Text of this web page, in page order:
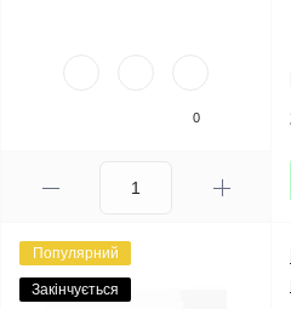
0
Популярний
Закінчується